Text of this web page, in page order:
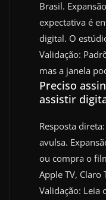
Brasil.
expectativa é
digital. O
Validação:
mas a janela
Preciso
assistir
Resposta
avulsa.
ou compra o
Apple TV, Claro
Validação: Leia